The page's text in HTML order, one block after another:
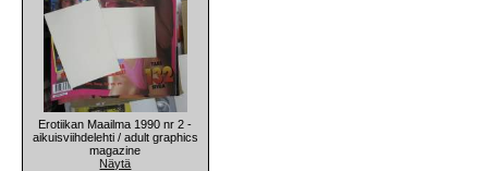
Erotiikan Maailma 1990 nr 2 -
aikuisviihdelehti / adult graphics
magazine
Näytä